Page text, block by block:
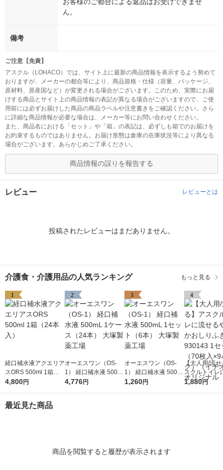
お客様のご都合による返品はお受けできませ
ん。
備考
ご注意【免責】
アスクル（LOHACO）では、サイト上に最新の商品情報を表示するよう努めて
おりますが、メーカーの都合等により、商品規格・仕様（容量、パッケージ、
原材料、原産国など）が変更される場合がございます。このため、実際にお届
けする商品とサイト上の商品情報の表記が異なる場合がございますので、ご使
用前には必ずお届けした商品の商品ラベルや注意書きをご確認ください。さら
に詳細な商品情報が必要な場合は、メーカー等にお問い合わせください。
また、商品名における「セット」や「箱」の表記は、必ずしも箱でのお届けを
お約束するものではありません。お届け形態は倉庫の在庫状況等により異なる
場合がございます。あらかじめご了承ください。
商品情報の誤りを報告する
レビュー レビューとは
投稿されたレビューはまだありません。
介護食・介護用品の人気ランキング もっと見る
1
経口補水液アクエリア
スORS 500ml 1箱（2
4本入）
4,800円
2
オーエスワン（OS-
1） 経口補水液 500m
L 1ケース（24本） 大
4,776円
3
オーエスワン（OS-
1） 経口補水液 500m
L 1セット（6本） 大
1,260円
4
【大人用/流
スクルトイレ
やわらかおし
1,880円
最近見た商品
商品を閲覧すると履歴が表示されます